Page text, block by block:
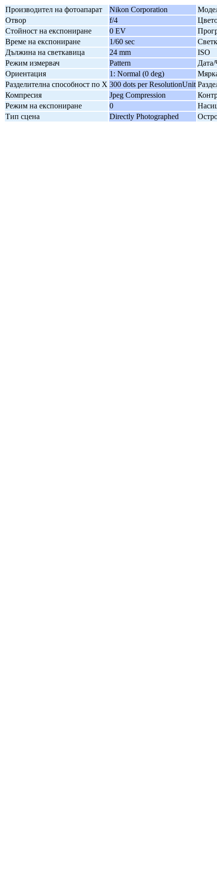
Производител на фотоапарат Nikon Corporation
Отвор
f/4
Стойност на експониране
0 EV
Време на експониране
1/60 sec
Дължина на светкавица
24 mm
ISO
Режим измервач
Pattern
Дата/
Ориентация
1: Normal (0 deg)
Разделителна способност по X 300 dots per ResolutionUnit
Компресия
Jpeg Compression
Режим на експониране
0
Тип сцена
Directly Photographed